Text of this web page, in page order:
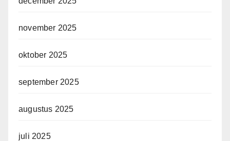
november 2025
oktober 2025
september 2025
augustus 2025
juli 2025